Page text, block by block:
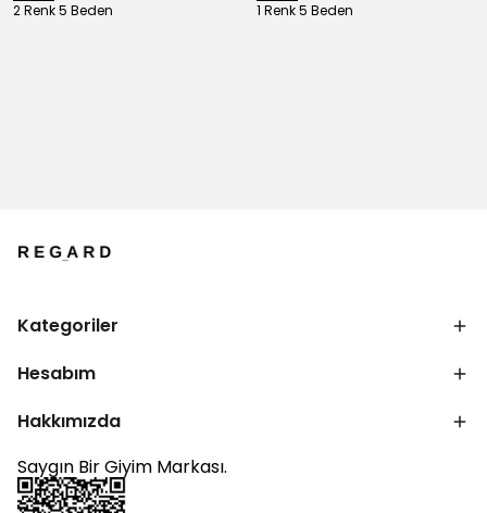
2 Renk 5 Beden 1 Renk 5 Beden
Kategoriler
Hesabım
Hakkımızda
Saygın Bir Giyim Markası.